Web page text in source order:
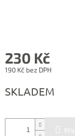
230 Kč
190 Kč bez DPH
cena:
SKLADEM